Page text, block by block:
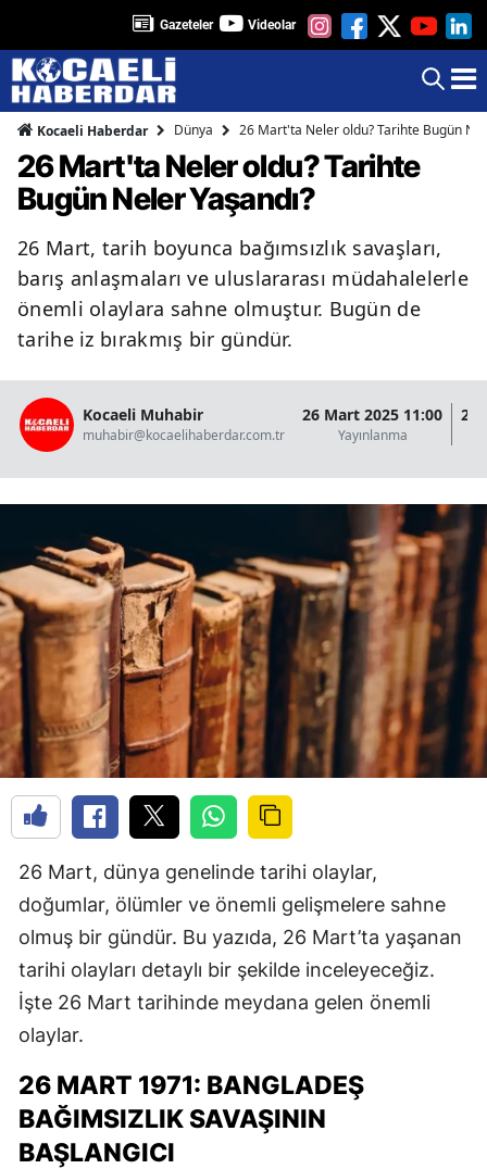
Gazeteler Videolar
Kocaeli Haberdar Dünya 26 Mart'ta Neler oldu? Tarihte Bugün
26 Mart'ta Neler oldu? Tarihte
Bugün Neler Yaşandı?
26 Mart, tarih boyunca bağımsızlık savaşları,
barış anlaşmaları ve uluslararası müdahalelerle
önemli olaylara sahne olmuştur. Bugün de
tarihe iz bırakmış bir gündür.
Kocaeli Muhabir
muhabir@kocaelihaberdar.com.tr
26 Mart 2025 11:00
Yayınlanma
26
26 Mart, dünya genelinde tarihi olaylar,
doğumlar, ölümler ve önemli gelişmelere sahne
olmuş bir gündür. Bu yazıda, 26 Mart’ta yaşanan
tarihi olayları detaylı bir şekilde inceleyeceğiz.
İşte 26 Mart tarihinde meydana gelen önemli
olaylar.
26 MART 1971: BANGLADEŞ
BAĞIMSIZLIK SAVAŞININ
BAŞLANGICI